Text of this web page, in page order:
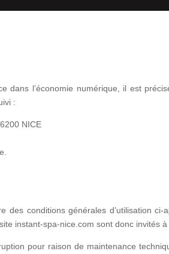
l’économie numérique, il est
:
NICE
des conditions générales d’utilisation
instant-spa-nice.com sont donc invités
pour raison de maintenance